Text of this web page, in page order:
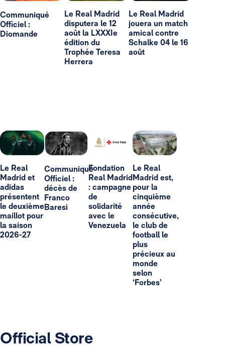
Communiqué
Officiel :
Diomande
Le Real Madrid
disputera le 12
août la LXXXIe
édition du
Trophée Teresa
Herrera
Le Real Madrid
jouera un match
amical contre
Schalke 04 le 16
août
Le Real
Madrid et
adidas
présentent
le deuxième
maillot pour
la saison
2026-27
Communiqué
Officiel :
décès de
Franco
Baresi
Fondation
Real Madrid
: campagne
de
solidarité
avec le
Venezuela
Le Real
Madrid est,
pour la
cinquième
année
consécutive,
le club de
football le
plus
précieux au
monde
selon
‘Forbes’
Official Store